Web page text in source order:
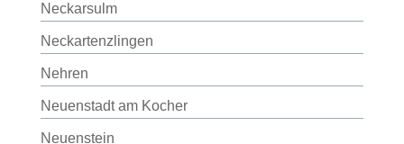
Neckarsulm
Neckartenzlingen
Nehren
Neuenstadt am Kocher
Neuenstein